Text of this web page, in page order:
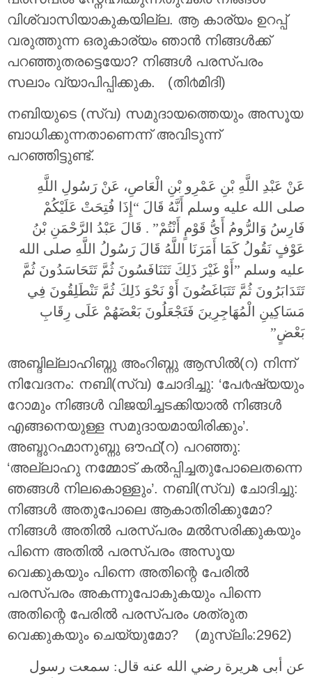
വിശ്വാസിയാകുകയില്ല. ആ കാര്യം ഉറപ്പ്
വരുത്തുന്ന ഒരുകാര്യം ഞാന്‍ നിങ്ങള്‍ക്ക്
പറഞ്ഞുതരട്ടെയോ? നിങ്ങള്‍ പരസ്പരം
സലാം വ്യാപിപ്പിക്കുക. (തി൪മിദി)
നബിയുടെ (സ്വ) സമുദായത്തെയും അസൂയ
ബാധിക്കുന്നതാണെന്ന് അവിടുന്ന്
പറഞ്ഞിട്ടുണ്ട്.
عَنْ عَبْدِ اللَّهِ بْنِ عَمْرِو بْنِ الْعَاصِ، عَنْ رَسُولِ اللَّهِ
صلى الله عليه وسلم أَنَّهُ قَالَ “إِذَا فُتِحَتْ عَلَيْكُمْ
فَارِسُ وَالرُّومُ أَىُّ قَوْمٍ أَنْتُمْ”‏ ‏.‏ قَالَ عَبْدُ الرَّحْمَنِ بْنُ
عَوْفٍ نَقُولُ كَمَا أَمَرَنَا اللَّهُ قَالَ رَسُولُ اللَّهِ صلى الله
عليه وسلم ‏”أَوْ غَيْرَ ذَلِكَ تَتَنَافَسُونَ ثُمَّ تَتَحَاسَدُونَ ثُمَّ
تَتَدَابَرُونَ ثُمَّ تَتَبَاغَضُونَ أَوْ نَحْوَ ذَلِكَ ثُمَّ تَنْطَلِقُونَ فِي
مَسَاكِينِ الْمُهَاجِرِينَ فَتَجْعَلُونَ بَعْضَهُمْ عَلَى رِقَابِ
بَعْضٍ”‏
അബ്ദില്ലാഹിബ്നു അംറിബ്നു ആസില്‍(റ) നിന്ന്
നിവേദനം: നബി(സ്വ) ചോദിച്ചു: ‘പേ൪ഷ്യയും
റോമും നിങ്ങള്‍ വിജയിച്ചടക്കിയാല്‍ നിങ്ങള്‍
എങ്ങനെയുള്ള സമുദായമായിരിക്കും’.
അബ്ദുറഹ്മാനുബ്നു ഔഫ്(റ) പറഞ്ഞു:
‘അല്ലാഹു നമ്മോട് കല്‍പ്പിച്ചതുപോലെതന്നെ
ഞങ്ങള്‍ നിലകൊള്ളും’. നബി(സ്വ) ചോദിച്ചു:
നിങ്ങള്‍ അതുപോലെ ആകാതിരിക്കുമോ?
നിങ്ങള്‍ അതില്‍ പരസ്പരം മല്‍സരിക്കുകയും
പിന്നെ അതില്‍ പരസ്പരം അസൂയ
വെക്കുകയും പിന്നെ അതിന്റെ പേരില്‍
പരസ്പരം അകന്നുപോകുകയും പിന്നെ
അതിന്റെ പേരില്‍ പരസ്പരം ശത്രുത
വെക്കുകയും ചെയ്യുമോ? (മുസ്ലിം:2962)
عن أبى هريرة رضي الله عنه قال‏: سمعت رسول